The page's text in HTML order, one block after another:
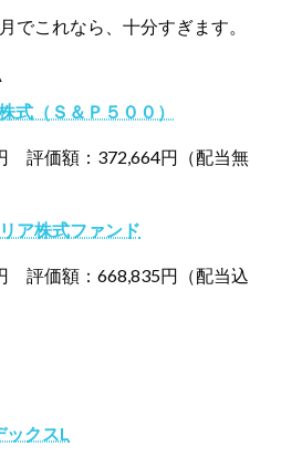
でこれなら、十分すぎます。
式（Ｓ＆Ｐ５００）
評価額：372,664円（配当無
ア株式ファンド
評価額：668,835円（配当込
ックスL